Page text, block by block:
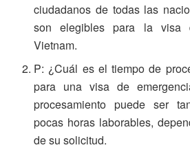
ciudadanos de todas las
son elegibles para la visa
Vietnam.
P: ¿Cuál es el tiempo de
para una visa de
procesamiento puede ser
pocas horas laborables,
de su solicitud.